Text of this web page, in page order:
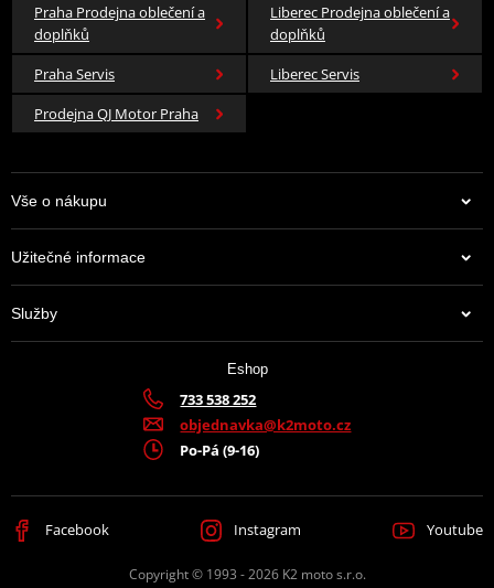
Praha Prodejna oblečení a
doplňků
Liberec Prodejna oblečení a
doplňků
Praha Servis
Liberec Servis
Prodejna QJ Motor Praha
Vše o nákupu
Užitečné informace
Služby
Eshop
733 538 252
objednavka@k2moto.cz
Po-Pá (9-16)
Facebook Instagram Youtube
Copyright © 1993 - 2026 K2 moto s.r.o.